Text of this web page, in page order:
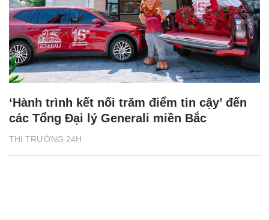
THỊ TRƯỜNG 24H
‘Hành trình kết nối trăm điểm tin cậy’ đến
các Tổng Đại lý Generali miền Bắc